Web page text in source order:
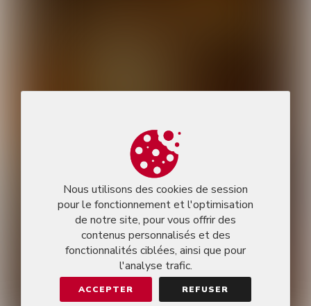
Nous utilisons des cookies de session
pour le fonctionnement et l'optimisation
de notre site, pour vous offrir des
contenus personnalisés et des
fonctionnalités ciblées, ainsi que pour
l'analyse trafic.
ACCEPTER REFUSER